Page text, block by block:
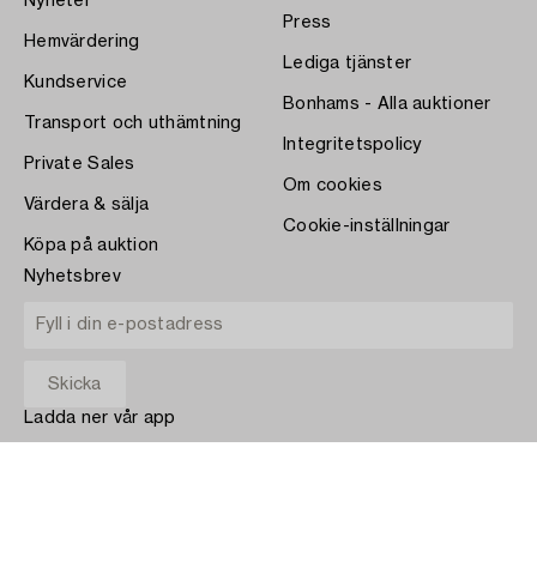
Hemvärdering
Kundservice
Transport och uthämtning
Private Sales
Värdera & sälja
Köpa på auktion
Press
Lediga tjänster
Bonhams - Alla auktioner
Integritetspolicy
Om cookies
Cookie-inställningar
Nyhetsbrev
Ladda ner vår app